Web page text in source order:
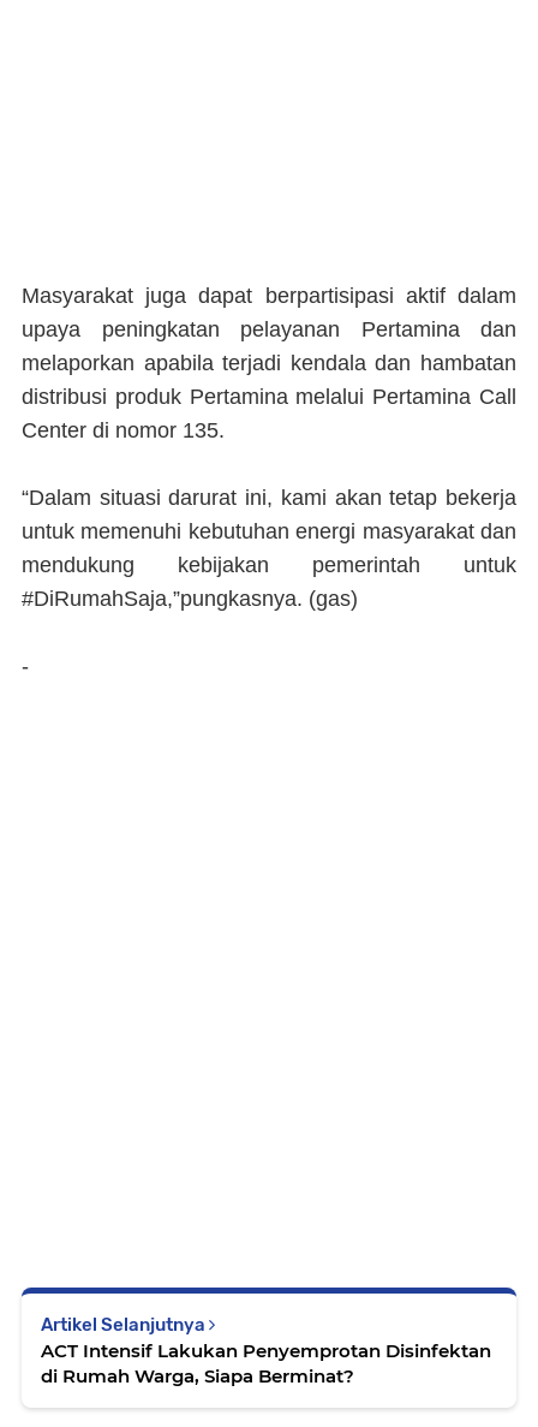
Masyarakat juga dapat berpartisipasi aktif dalam
upaya peningkatan pelayanan Pertamina dan
melaporkan apabila terjadi kendala dan hambatan
distribusi produk Pertamina melalui Pertamina Call
Center di nomor 135.
“Dalam situasi darurat ini, kami akan tetap bekerja
untuk memenuhi kebutuhan energi masyarakat dan
mendukung kebijakan pemerintah untuk
#DiRumahSaja,”pungkasnya. (gas)
-
Artikel Selanjutnya
ACT Intensif Lakukan Penyemprotan Disinfektan
di Rumah Warga, Siapa Berminat?